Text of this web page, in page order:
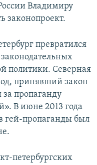
Владимиру
законопроект.
превратился
политики. Северная
принявший закон
за пропаганду
В июне 2013 года
гей-пропаганды был
петербургских